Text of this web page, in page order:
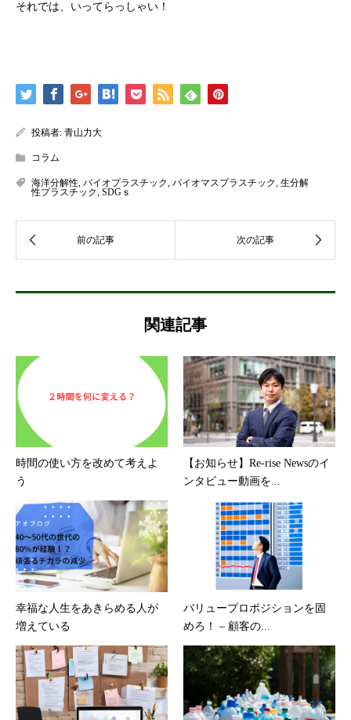
それでは、いってらっしゃい！
投稿者: 青山力大
コラム
海洋分解性, バイオプラスチック, バイオマスプラスチック, 生分解
性プラスチック, SDGｓ
関連記事
時間の使い方を改めて考えよ
う
【お知らせ】Re-rise Newsのイ
ンタビュー動画を...
幸福な人生をあきらめる人が
増えている
バリュープロポジションを固
めろ！ – 顧客の...